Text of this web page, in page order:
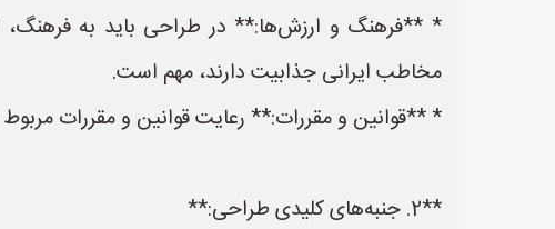
* **فرهنگ و ارزش‌ها:** در طراحی باید به فرهنگ،
مخاطب ایرانی جذابیت دارند، مهم است.
* **قوانین و مقررات:** رعایت قوانین و مقررات
**2. جنبه‌های کلیدی طراحی:**